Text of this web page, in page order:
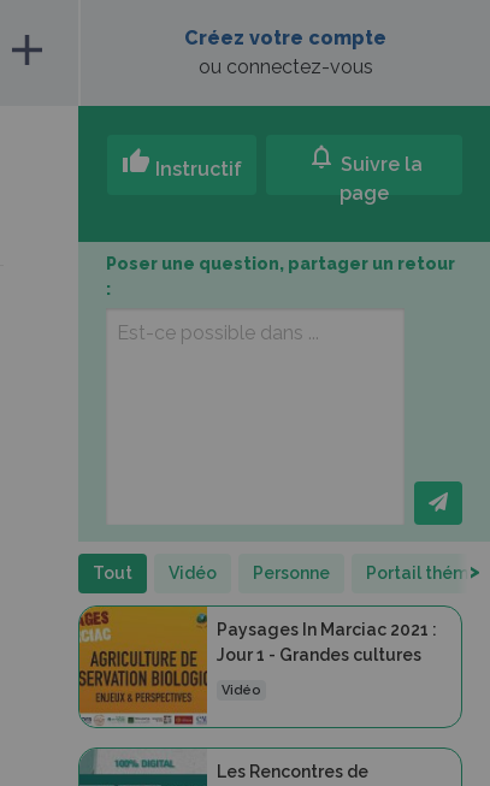
add
Créez votre compte
ou connectez-vous
thumb_up Instructif notifications Suivre la
page
Poser une question, partager un retour
:
Tout Vidéo Personne Portail >
Paysages In Marciac 2021 :
Jour 1 - Grandes cultures
Vidéo
Les Rencontres de